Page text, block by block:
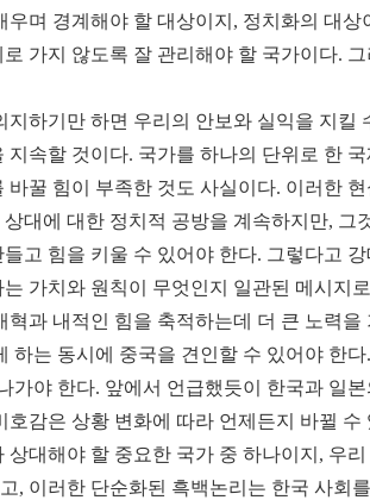
며 경계해야 할 대상이지, 정치화의 대
가지 않도록 잘 관리해야 할 국가이다.
하기만 하면 우리의 안보와 실익을 지킬
속할 것이다. 국가를 하나의 단위로 한
꿀 힘이 부족한 것도 사실이다. 이러한
대에 대한 정치적 공방을 계속하지만,
고 힘을 키울 수 있어야 한다. 그렇다고
가치와 원칙이 무엇인지 일관된 메시지
과 내적인 힘을 축적하는데 더 큰 노력
하는 동시에 중국을 견인할 수 있어야 한다.
가야 한다. 앞에서 언급했듯이 한국과 일
감은 상황 변화에 따라 언제든지 바뀔
대해야 할 중요한 국가 중 하나이지, 우
, 이러한 단순화된 흑백논리는 한국 사회